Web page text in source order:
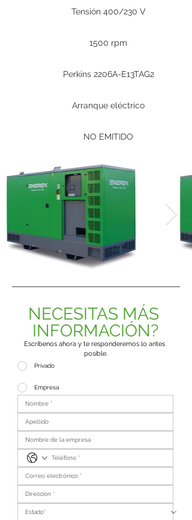
Tensión 400/230 V
1500 rpm
Perkins 2206A-E13TAG2
Arranque eléctrico
NO EMITIDO
NECESITAS MÁS
INFORMACIÓN?
Escríbenos ahora y te responderemos lo antes
posible.
Privado
Empresa